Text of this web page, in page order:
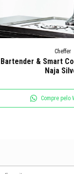
Cheffer
Bartender & Smart
Naja
Compre pelo